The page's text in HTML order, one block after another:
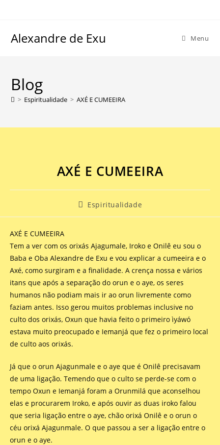
Alexandre de Exu Menu
Blog
> Espiritualidade > AXÉ E CUMEEIRA
AXÉ E CUMEEIRA
Espiritualidade
AXÉ E CUMEEIRA
Tem a ver com os orixás Ajagumale, Iroko e Onilê eu sou o
Baba e Oba Alexandre de Exu e vou explicar a cumeeira e o
Axé, como surgiram e a finalidade. A crença nossa e vários
itans que após a separação do orun e o aye, os seres
humanos não podiam mais ir ao orun livremente como
faziam antes. Isso gerou muitos problemas inclusive no
culto dos orixás, Oxun que havia feito o primeiro ìyáwó
estava muito preocupado e Iemanjá que fez o primeiro local
de culto aos orixás.
Já que o orun Ajagunmale e o aye que é Onilê precisavam
de uma ligação. Temendo que o culto se perde-se com o
tempo Oxun e Iemanjá foram a Orunmilá que aconselhou
elas e procurarem Iroko, e após ouvir as duas iroko falou
que seria ligação entre o aye, chão orixá Onilê e o orun o
céu orixá Ajagunmale. O que passou a ser a ligação entre o
orun e o aye.